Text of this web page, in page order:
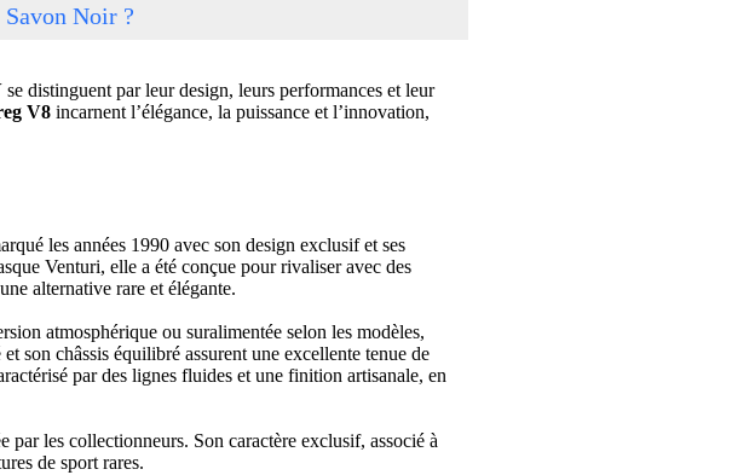
Noir ?
se distinguent par leur design, leurs performances et leur
V8 incarnent l’élégance, la puissance et l’innovation,
les années 1990 avec son design exclusif et ses
Venturi, elle a été conçue pour rivaliser avec des
alternative rare et élégante.
atmosphérique ou suralimentée selon les modèles,
et son châssis équilibré assurent une excellente tenue de
par des lignes fluides et une finition artisanale, en
les collectionneurs. Son caractère exclusif, associé à
de sport rares.